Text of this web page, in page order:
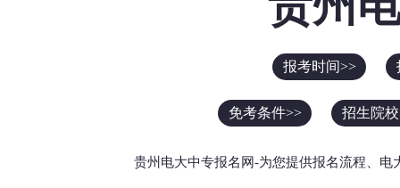
报考时间>>
免考条件>> 招生院
贵州电大中专报名网-为您提供报名流程、